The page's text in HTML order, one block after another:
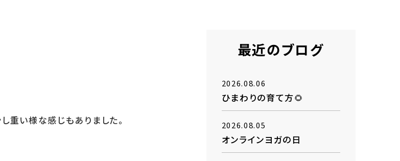
重い様な感じもありました。
最近のブログ
2026.08.06
ひまわりの育て方🌻
2026.08.05
オンラインヨガの日